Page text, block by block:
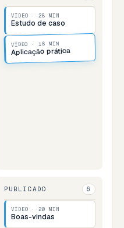
VÍDEO · 28 MIN
Estudo de caso
VÍDEO · 18 MIN
Aplicação prática
PUBLICADO 6
VÍDEO · 20 MIN
Boas-vindas